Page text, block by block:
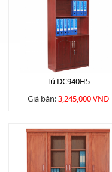
Tủ DC940H5
Giá bán:3,245,000 VNĐ